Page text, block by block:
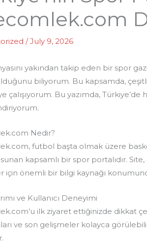
/July 9, 2026
yakından takip eden bir spor
biliyorum. Bu kapsamda,
çalışıyorum. Bu yazımda,
Nedir?
futbol başta olmak üzere
kapsamlı bir spor portalıdır.
için önemli bir bilgi kaynağı
ve Kullanıcı Deneyimi
ilk ziyaret ettiğinizde dikkat
ve son gelişmeler kolayca